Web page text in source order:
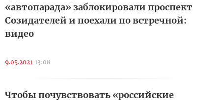
«автопарада» заблокировали проспект
Созидателей и поехали по встречной:
видео
9.05.2021 13:08
Чтобы почувствовать «российские